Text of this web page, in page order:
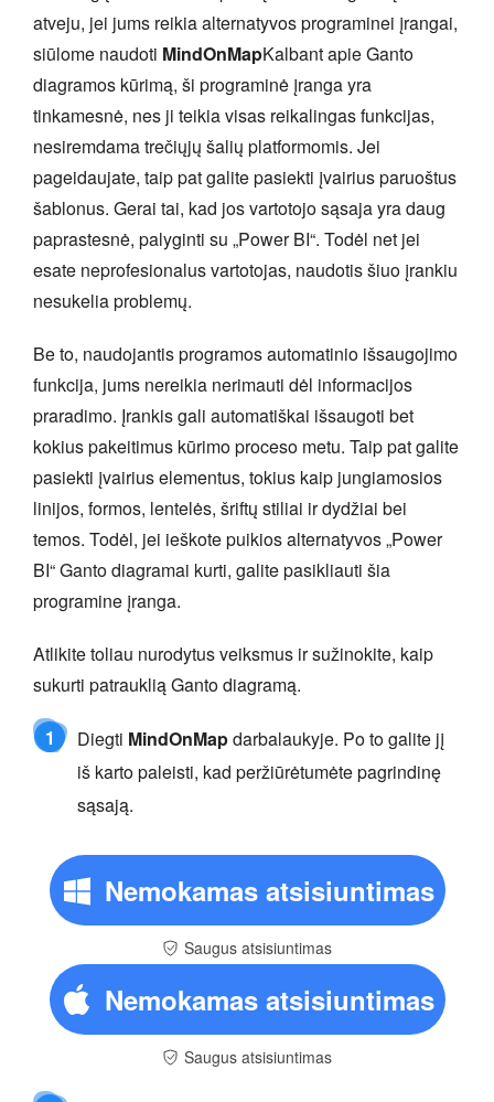
atveju, jei jums reikia alternatyvos programinei įrangai,
siūlome naudoti MindOnMapKalbant apie Ganto
diagramos kūrimą, ši programinė įranga yra
tinkamesnė, nes ji teikia visas reikalingas funkcijas,
nesiremdama trečiųjų šalių platformomis. Jei
pageidaujate, taip pat galite pasiekti įvairius paruoštus
šablonus. Gerai tai, kad jos vartotojo sąsaja yra daug
paprastesnė, palyginti su „Power BI“. Todėl net jei
esate neprofesionalus vartotojas, naudotis šiuo įrankiu
nesukelia problemų.
Be to, naudojantis programos automatinio išsaugojimo
funkcija, jums nereikia nerimauti dėl informacijos
praradimo. Įrankis gali automatiškai išsaugoti bet
kokius pakeitimus kūrimo proceso metu. Taip pat galite
pasiekti įvairius elementus, tokius kaip jungiamosios
linijos, formos, lentelės, šriftų stiliai ir dydžiai bei
temos. Todėl, jei ieškote puikios alternatyvos „Power
BI“ Ganto diagramai kurti, galite pasikliauti šia
programine įranga.
Atlikite toliau nurodytus veiksmus ir sužinokite, kaip
sukurti patrauklią Ganto diagramą.
1 Diegti MindOnMapdarbalaukyje. Po to galite jį
iš karto paleisti, kad peržiūrėtumėte pagrindinę
sąsają.
Nemokamas atsisiuntimas
Saugus atsisiuntimas
Nemokamas atsisiuntimas
Saugus atsisiuntimas